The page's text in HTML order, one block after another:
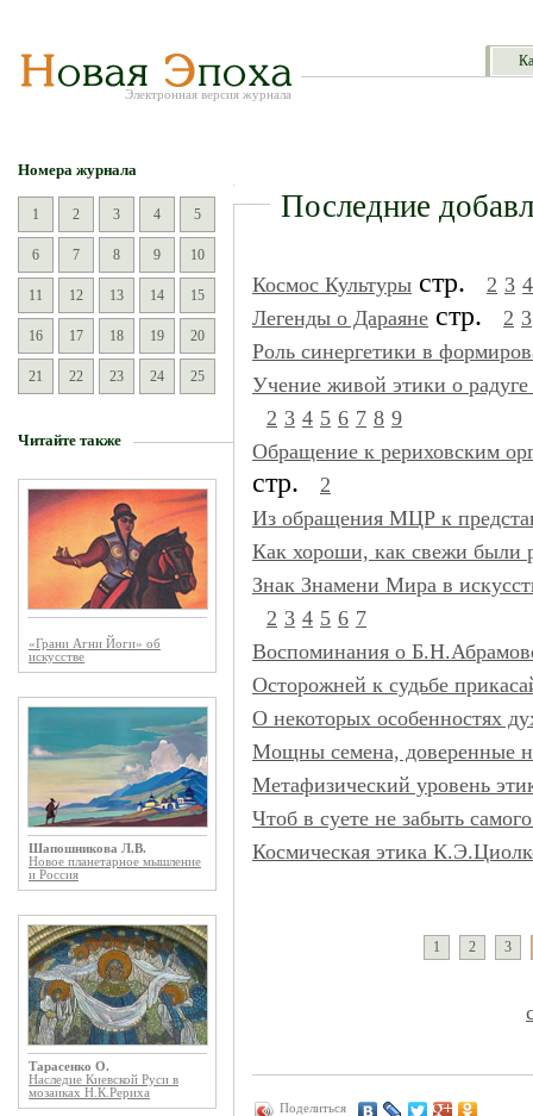
Электронная версия журнала
Номера журнала
1 2 3 4 5
6 7 8 9 10
11 12 13 14 15
16 17 18 19 20
21 22 23 24 25
Читайте также
«Грани Агни Йоги» об
искусстве
Шапошникова Л.В.
Новое планетарное мышление
и Россия
Тарасенко О.
Наследие Киевской Руси в
мозаиках Н.К.Рериха
Последние
Космос Культуры стр. 2 3 4
Легенды о Дараяне стр. 2 3
Роль синергетики в
Учение живой этики о радуге
2 3 4 5 6 7 8 9
Обращение к рериховским
стр.
2
Из обращения МЦР к
Как хороши, как свежи были
Знак Знамени Мира в
2 3 4 5 6 7
Воспоминания о
Осторожней к судьбе
О некоторых особенностях
Мощны семена, доверенные
Метафизический уровень
Чтоб в суете не забыть
Космическая этика
1 2 3
Поделиться